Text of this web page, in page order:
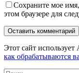
Сохраните мое
этом браузере для
Этот сайт
как обрабатываются